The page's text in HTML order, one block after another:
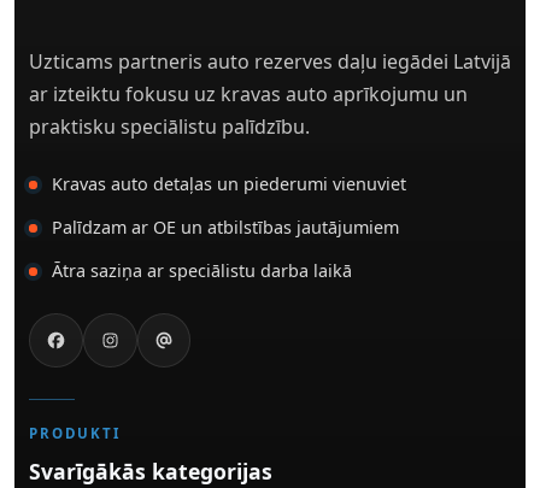
Uzticams partneris auto rezerves daļu iegādei Latvijā
ar izteiktu fokusu uz kravas auto aprīkojumu un
praktisku speciālistu palīdzību.
Kravas auto detaļas un piederumi vienuviet
Palīdzam ar OE un atbilstības jautājumiem
Ātra saziņa ar speciālistu darba laikā
PRODUKTI
Svarīgākās kategorijas